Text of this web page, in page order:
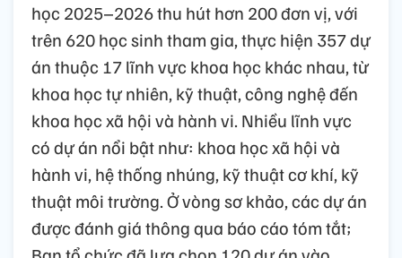
học 2025–2026 thu hút hơn 200 đơn vị, với
trên 620 học sinh tham gia, thực hiện 357 dự
án thuộc 17 lĩnh vực khoa học khác nhau, từ
khoa học tự nhiên, kỹ thuật, công nghệ đến
khoa học xã hội và hành vi. Nhiều lĩnh vực
có dự án nổi bật như: khoa học xã hội và
hành vi, hệ thống nhúng, kỹ thuật cơ khí, kỹ
thuật môi trường. Ở vòng sơ khảo, các dự án
được đánh giá thông qua báo cáo tóm tắt;